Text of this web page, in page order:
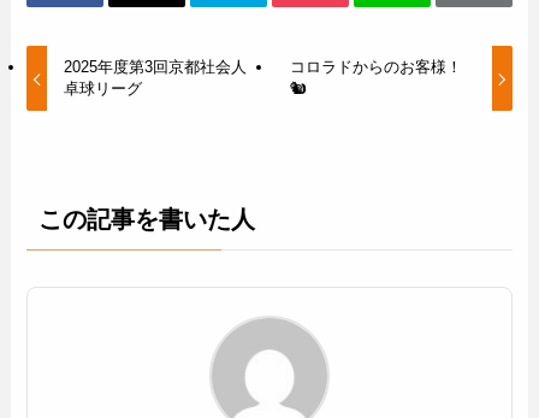
2025年度第3回京都社会人
卓球リーグ
コロラドからのお客様！
🐿️
この記事を書いた人